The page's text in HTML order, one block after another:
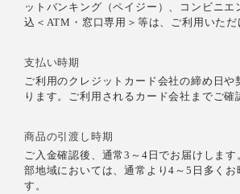
ットバンキング（ペイジー）、コンビニエ
込＜ATM・窓口専用＞等は、ご利用いただ
支払い時期
ご利用のクレジットカード会社の締め日や
ります。ご利用されるカード会社までご確
商品の引渡し時期
ご入金確認後、通常3～4日でお届けしま
部地域においては、通常より4～5日多くお
す。